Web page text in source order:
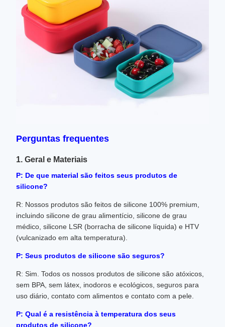
Perguntas frequentes
1. Geral e Materiais
P: De que material são feitos seus produtos de
silicone?
R: Nossos produtos são feitos de silicone 100% premium,
incluindo silicone de grau alimentício, silicone de grau
médico, silicone LSR (borracha de silicone líquida) e HTV
(vulcanizado em alta temperatura).
P: Seus produtos de silicone são seguros?
R: Sim. Todos os nossos produtos de silicone são atóxicos,
sem BPA, sem látex, inodoros e ecológicos, seguros para
uso diário, contato com alimentos e contato com a pele.
P: Qual é a resistência à temperatura dos seus
produtos de silicone?